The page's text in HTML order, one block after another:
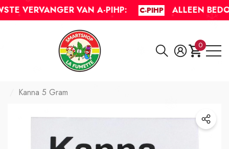
VERVANGER VAN A-PIHP: C-PIHP ALLEEN
0
0
Kanna 5 Gram
Heb je vragen?